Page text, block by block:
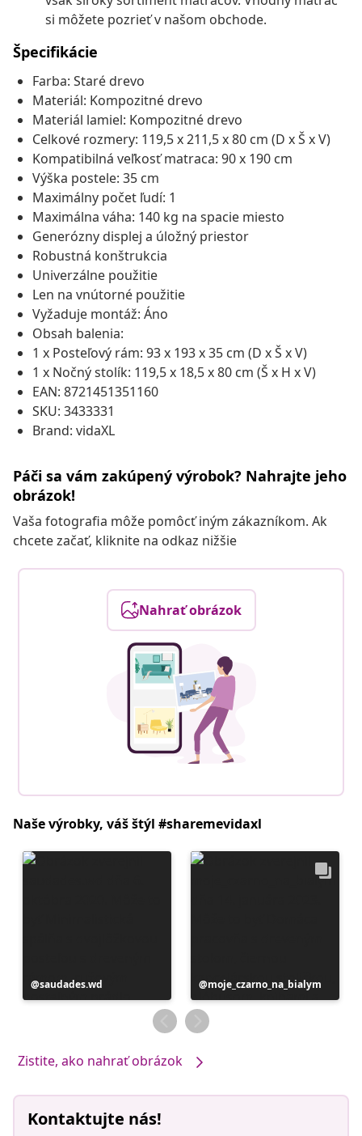
si môžete pozrieť v našom obchode.
Špecifikácie
Farba: Staré drevo
Materiál: Kompozitné drevo
Materiál lamiel: Kompozitné drevo
Celkové rozmery: 119,5 x 211,5 x 80 cm (D x Š x V)
Kompatibilná veľkosť matraca: 90 x 190 cm
Výška postele: 35 cm
Maximálny počet ľudí: 1
Maximálna váha: 140 kg na spacie miesto
Generózny displej a úložný priestor
Robustná konštrukcia
Univerzálne použitie
Len na vnútorné použitie
Vyžaduje montáž: Áno
Obsah balenia:
1 x Posteľový rám: 93 x 193 x 35 cm (D x Š x V)
1 x Nočný stolík: 119,5 x 18,5 x 80 cm (Š x H x V)
EAN: 8721451351160
SKU: 3433331
Brand: vidaXL
Páči sa vám zakúpený výrobok? Nahrajte jeho
obrázok!
Vaša fotografia môže pomôcť iným zákazníkom. Ak
chcete začať, kliknite na odkaz nižšie
Nahrať obrázok
Naše výrobky, váš štýl #sharemevidaxl
Príspevok
zverejnil
saudades.wd
Príspevok
zverejnil
moje_czarno_na_bialym
Zistite, ako nahrať obrázok
Kontaktujte nás!